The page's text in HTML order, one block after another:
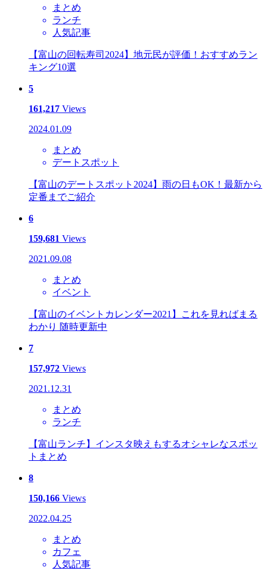
まとめ
ランチ
人気記事
【富山の回転寿司2024】地元民が評価！おすすめラン
キング10選
5
161,217 Views
2024.01.09
まとめ
デートスポット
【富山のデートスポット2024】雨の日もOK！最新から
定番までご紹介
6
159,681 Views
2021.09.08
まとめ
イベント
【富山のイベントカレンダー2021】これを見ればまる
わかり 随時更新中
7
157,972 Views
2021.12.31
まとめ
ランチ
【富山ランチ】インスタ映えもするオシャレなスポッ
トまとめ
8
150,166 Views
2022.04.25
まとめ
カフェ
人気記事